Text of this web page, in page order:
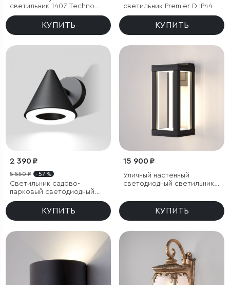
светильник 1407 Techno
cерый IP54
КУПИТЬ
светильник Premier D IP44
КУПИТЬ
2 390 ₽
5 550 ₽ - 57 %
Светильник садово-
парковый светодиодный
Artic
КУПИТЬ
15 900 ₽
Уличный настенный
светодиодный светильник
КУПИТЬ